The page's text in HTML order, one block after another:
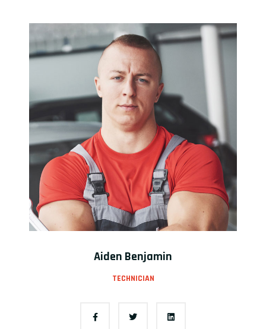
Aiden Benjamin
TECHNICIAN